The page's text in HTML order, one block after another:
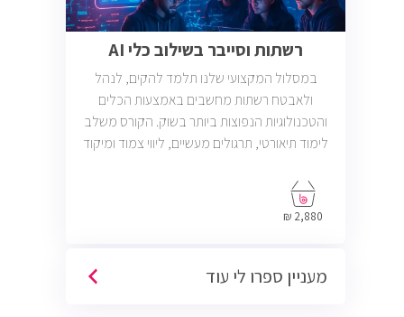
רשתות וסייבר בשילוב כלי AI
במסלול המקצועי שלנו תלמד להקים, לנהל
ולאבטח רשתות מחשבים באמצעות הכלים
והטכנולוגיות הנפוצות ביותר בשוק. הקורס משלב
לימוד תיאורטי, תרגולים מעשיים, ליווי צמוד ומיקוד
2,880 ₪
מעניין ספרו לי עוד